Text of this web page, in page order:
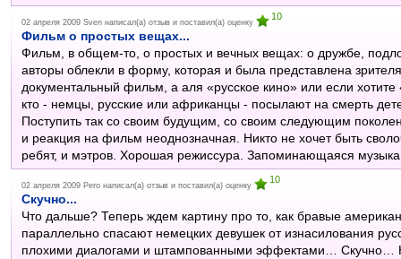
02 апреля 2009 Sven написал(а) отзыв и поставил(а) оценку
10
Фильм о простых вещах...
Фильм, в общем-то, о простых и вечных вещах: о дружбе,
авторы облекли в форму, которая и была представлена
документальный фильм, а аля «русское кино» или если
кто - немцы, русские или африканцы - посылают на смерть
Поступить так со своим будущим, со своим следующим
и реакция на фильм неоднозначная. Никто не хочет быть
ребят, и мэтров. Хорошая режиссура. Запоминающаяся
02 апреля 2009 Pero написал(а) отзыв и поставил(а) оценку
10
Скучно...
Что дальше? Теперь ждем картину про то, как бравые
параллельно спасают немецких девушек от изнасилования
плохими диалогами и штампованными эффектами… Скучно…